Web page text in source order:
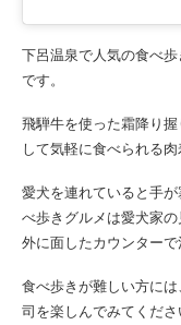
下呂温泉で人気の食べ歩
です。
飛騨牛を使った霜降り
して気軽に食べられる肉
愛犬を連れていると手
べ歩きグルメは愛犬家
外に面したカウンター
食べ歩きが難しい方に
司を楽しんでみてくださ